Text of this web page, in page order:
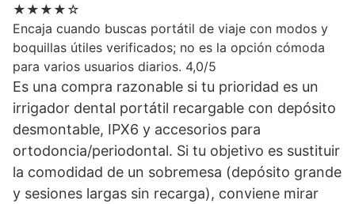
★★★★☆
Encaja cuando buscas portátil de viaje con modos y
boquillas útiles verificados; no es la opción cómoda
para varios usuarios diarios. 4,0/5
Es una compra razonable si tu prioridad es un
irrigador dental portátil recargable con depósito
desmontable, IPX6 y accesorios para
ortodoncia/periodontal. Si tu objetivo es sustituir
la comodidad de un sobremesa (depósito grande
y sesiones largas sin recarga), conviene mirar